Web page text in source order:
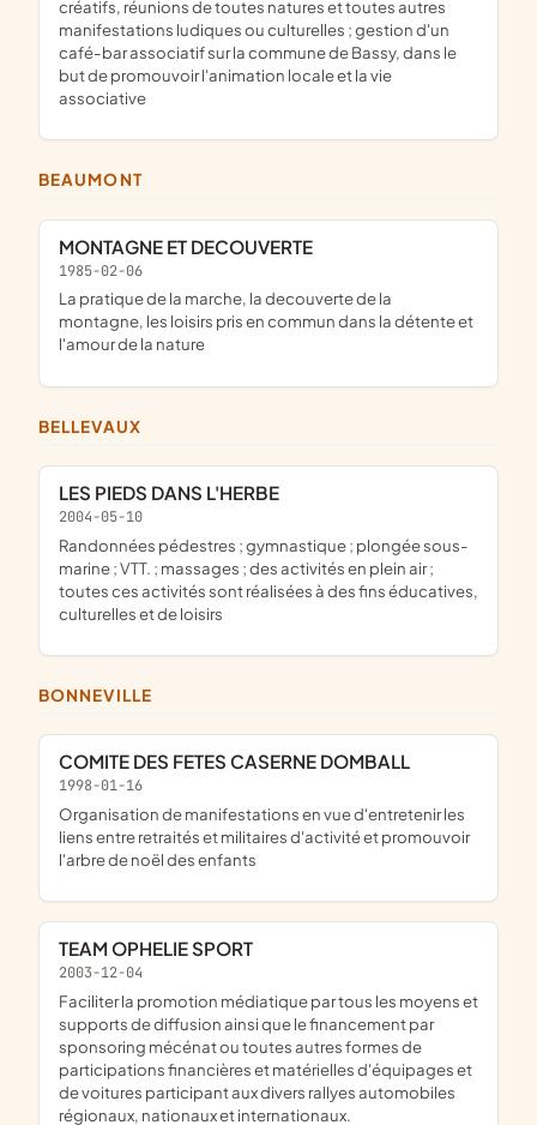
créatifs, réunions de toutes natures et toutes autres
manifestations ludiques ou culturelles ; gestion d'un
café-bar associatif sur la commune de Bassy, dans le
but de promouvoir l'animation locale et la vie
associative
BEAUMONT
MONTAGNE ET DECOUVERTE
1985-02-06
la pratique de la marche, la decouverte de la
montagne, les loisirs pris en commun dans la détente et
l'amour de la nature
BELLEVAUX
LES PIEDS DANS L'HERBE
2004-05-10
randonnées pédestres ; gymnastique ; plongée sous-
marine ; VTT. ; massages ; des activités en plein air ;
toutes ces activités sont réalisées à des fins éducatives,
culturelles et de loisirs
BONNEVILLE
COMITE DES FETES CASERNE DOMBALL
1998-01-16
organisation de manifestations en vue d'entretenir les
liens entre retraités et militaires d'activité et promouvoir
l'arbre de noël des enfants
TEAM OPHELIE SPORT
2003-12-04
faciliter la promotion médiatique par tous les moyens et
supports de diffusion ainsi que le financement par
sponsoring mécénat ou toutes autres formes de
participations financières et matérielles d'équipages et
de voitures participant aux divers rallyes automobiles
régionaux, nationaux et internationaux.